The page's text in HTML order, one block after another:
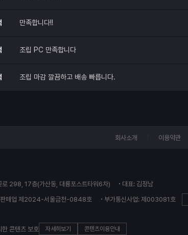
만족합니다!!
조립 PC 만족합니다
조립 마감 깔끔하고 배송 빠릅니다.
회사소개 이용약관
298, 17층(가산동, 대륭포스트타워6차)
대표: 김정남
판매업 제2024-서울금천-0848호
부가통신사업: 제003081호
한 콘텐츠 보호 자세히보기 콘텐츠이용안내